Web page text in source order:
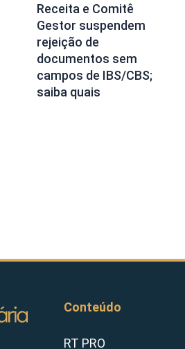
Receita e Comitê
Gestor suspendem
rejeição de
documentos sem
campos de IBS/CBS;
saiba quais
Conteúdo
RT PRO